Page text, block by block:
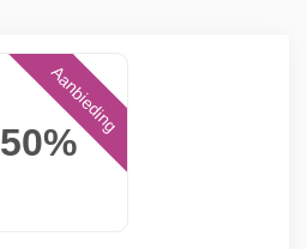
50%
Aanbieding